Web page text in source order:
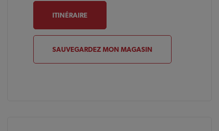
ITINÉRAIRE
SAUVEGARDEZ MON MAGASIN